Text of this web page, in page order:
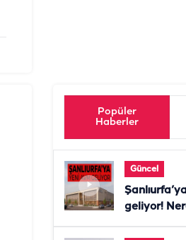
Popüler
Haberler
Güncel
geliyor!